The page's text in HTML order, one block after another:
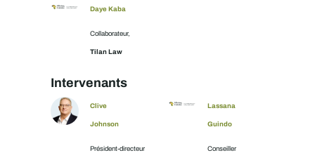
Daye Kaba
Collaborateur,
Tilan Law
Intervenants
Clive
Johnson
Président-directeur
Lassana
Guindo
Conseiller